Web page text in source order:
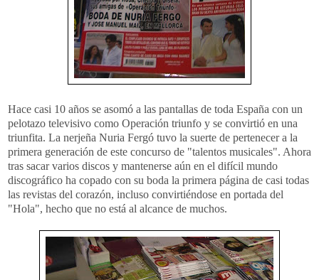
Hace casi 10 años se asomó a las pantallas de toda España con un
pelotazo televisivo como Operación triunfo y se convirtió en una
triunfita. La nerjeña Nuria Fergó tuvo la suerte de pertenecer a la
primera generación de este concurso de "talentos musicales". Ahora
tras sacar varios discos y mantenerse aún en el difícil mundo
discográfico ha copado con su boda la primera página de casi todas
las revistas del corazón, incluso convirtiéndose en portada del
"Hola", hecho que no está al alcance de muchos.